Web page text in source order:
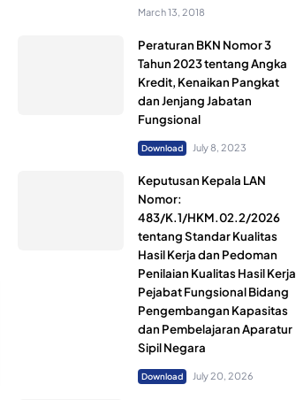
March 13, 2018
Peraturan BKN Nomor 3
Tahun 2023 tentang Angka
Kredit, Kenaikan Pangkat
dan Jenjang Jabatan
Fungsional
Download July 8, 2023
Keputusan Kepala LAN
Nomor:
483/K.1/HKM.02.2/2026
tentang Standar Kualitas
Hasil Kerja dan Pedoman
Penilaian Kualitas Hasil Kerja
Pejabat Fungsional Bidang
Pengembangan Kapasitas
dan Pembelajaran Aparatur
Sipil Negara
Download July 20, 2026